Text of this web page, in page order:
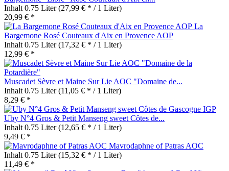
Inhalt 0.75 Liter(27,99 € * / 1 Liter)
20,99 € *
La
Bargemone Rosé Couteaux d'Aix en Provence AOP
Inhalt 0.75 Liter(17,32 € * / 1 Liter)
12,99 € *
Muscadet Sèvre et Maine Sur Lie AOC "Domaine de...
Inhalt 0.75 Liter(11,05 € * / 1 Liter)
8,29 € *
Uby N°4 Gros & Petit Manseng sweet Côtes de...
Inhalt 0.75 Liter(12,65 € * / 1 Liter)
9,49 € *
Mavrodaphne of Patras AOC
Inhalt 0.75 Liter(15,32 € * / 1 Liter)
11,49 € *